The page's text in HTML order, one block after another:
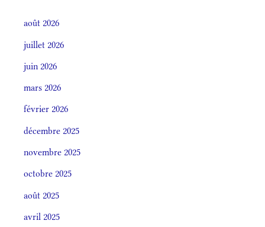
août 2026
juillet 2026
juin 2026
mars 2026
février 2026
décembre 2025
novembre 2025
octobre 2025
août 2025
avril 2025